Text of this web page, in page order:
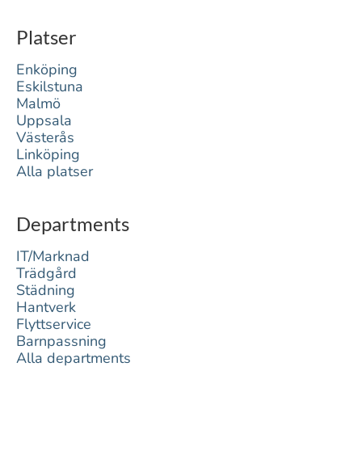
Platser
Enköping
Eskilstuna
Malmö
Uppsala
Västerås
Linköping
Alla platser
Departments
IT/Marknad
Trädgård
Städning
Hantverk
Flyttservice
Barnpassning
Alla departments